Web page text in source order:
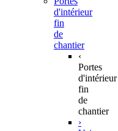
d'intérieur
fin
de
chantier
‹
Portes
d'intérieur
fin
de
chantier
›